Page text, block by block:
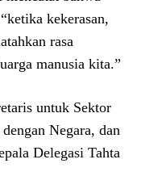
kekerasan,
rasa
manusia kita.”
untuk Sektor
Negara, dan
Delegasi Tahta